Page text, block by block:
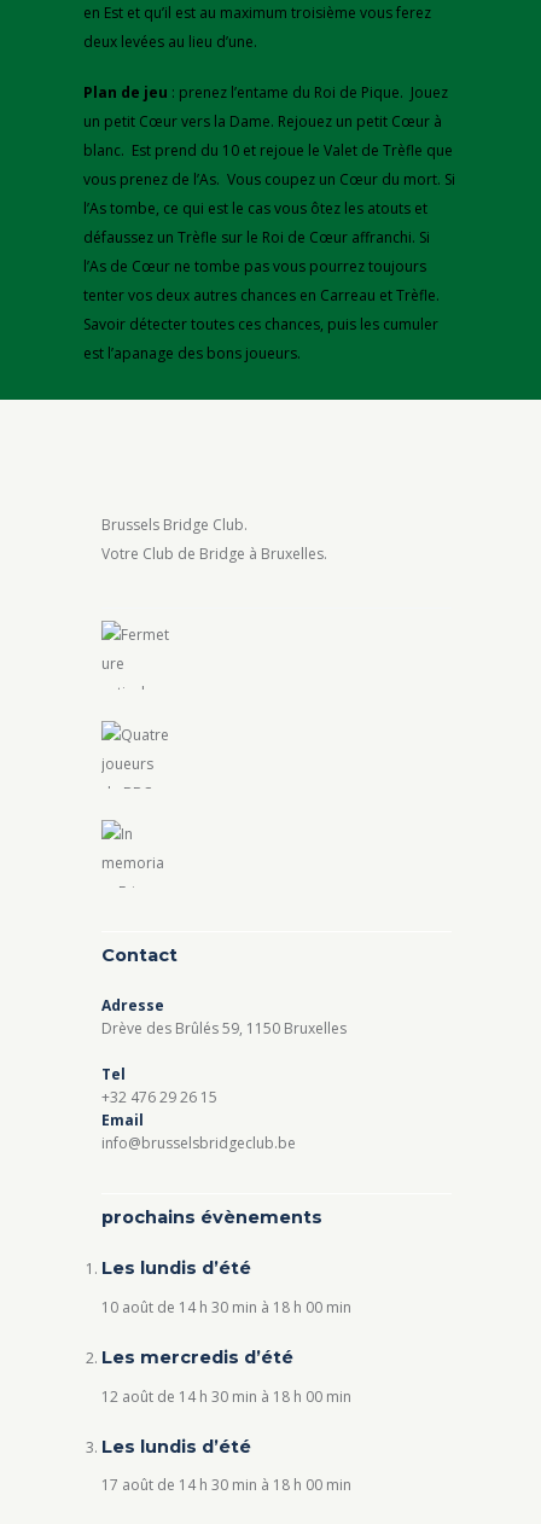
en Est et qu’il est au maximum troisième vous ferez
deux levées au lieu d’une.
Plan de jeu : prenez l’entame du Roi de Pique. Jouez
un petit Cœur vers la Dame. Rejouez un petit Cœur à
blanc. Est prend du 10 et rejoue le Valet de Trèfle que
vous prenez de l’As. Vous coupez un Cœur du mort. Si
l’As tombe, ce qui est le cas vous ôtez les atouts et
défaussez un Trèfle sur le Roi de Cœur affranchi. Si
l’As de Cœur ne tombe pas vous pourrez toujours
tenter vos deux autres chances en Carreau et Trèfle.
Savoir détecter toutes ces chances, puis les cumuler
est l’apanage des bons joueurs.
Brussels Bridge Club.
Votre Club de Bridge à Bruxelles.
Contact
Adresse
Drève des Brûlés 59, 1150 Bruxelles
Tel
+32 476 29 26 15
Email
info@brusselsbridgeclub.be
prochains évènements
Les lundis d’été
10 août de 14 h 30 min à 18 h 00 min
Les mercredis d’été
12 août de 14 h 30 min à 18 h 00 min
Les lundis d’été
17 août de 14 h 30 min à 18 h 00 min